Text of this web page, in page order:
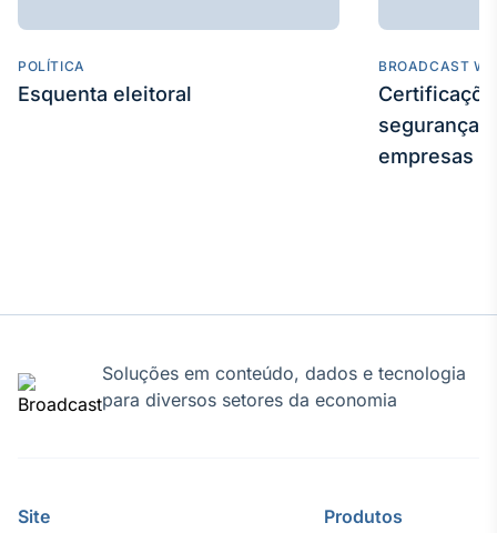
POLÍTICA
Esquenta eleitoral
BROADCAST
segurança
empresas
Soluções em conteúdo, dados e tecnologia
para diversos setores da economia
Site Produtos